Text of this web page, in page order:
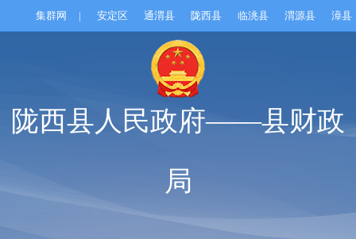
集群网 | 安定区 通渭县 陇西县 临洮县 渭源县 漳县
陇西县人民政府——县财政
局